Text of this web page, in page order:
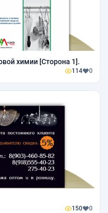
химии [Сторона 1].
114 0
150 0